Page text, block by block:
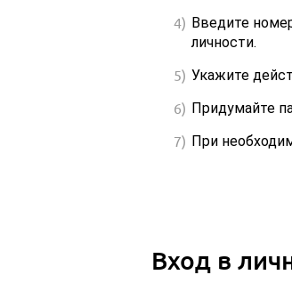
Введите
личности.
Укажите
Придумайте
При
Вход в